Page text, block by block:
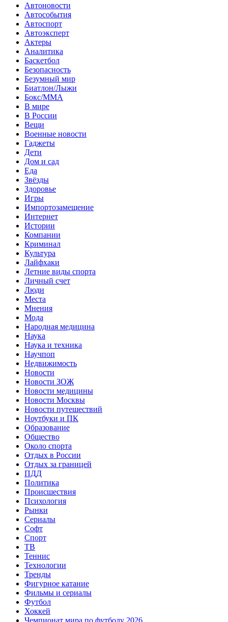
Автоновости
Автособытия
Автоспорт
Автоэксперт
Актеры
Аналитика
Баскетбол
Безопасность
Безумный мир
Биатлон/Лыжи
Бокс/MMA
В мире
В России
Вещи
Военные новости
Гаджеты
Дети
Дом и сад
Еда
Звёзды
Здоровье
Игры
Импортозамещение
Интернет
Истории
Компании
Криминал
Культура
Лайфхаки
Летние виды спорта
Личный счет
Люди
Места
Мнения
Мода
Народная медицина
Наука
Наука и техника
Научпоп
Недвижимость
Новости
Новости ЗОЖ
Новости медицины
Новости Москвы
Новости путешествий
Ноутбуки и ПК
Образование
Общество
Около спорта
Отдых в России
Отдых за границей
ПДД
Политика
Происшествия
Психология
Рынки
Сериалы
Софт
Спорт
ТВ
Теннис
Технологии
Тренды
Фигурное катание
Фильмы и сериалы
Футбол
Хоккей
Чемпионат мира по футболу 2026